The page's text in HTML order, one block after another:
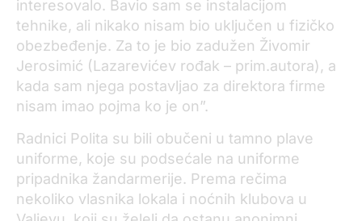
interesovalo. Bavio sam se instalacijom
tehnike, ali nikako nisam bio uključen u fizičko
obezbeđenje. Za to je bio zadužen Živomir
Jerosimić (Lazarevićev rođak – prim.autora), a
kada sam njega postavljao za direktora firme
nisam imao pojma ko je on”.
Radnici Polita su bili obučeni u tamno plave
uniforme, koje su podsećale na uniforme
pripadnika žandarmerije. Prema rečima
nekoliko vlasnika lokala i noćnih klubova u